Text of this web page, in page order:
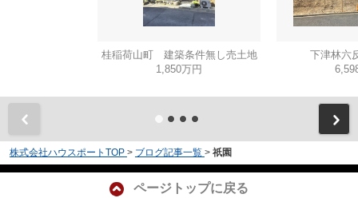
桂稲荷山町 建築条件無し売土地
1,850万円
下津林六
株式会社ハウスポートTOP > ブログ記事一覧 > 祇園
ページトップに戻る